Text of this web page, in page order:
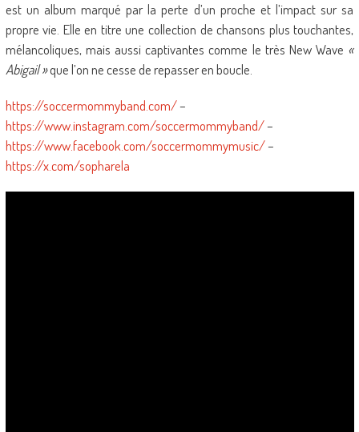
est un album marqué par la perte d’un proche et l’impact sur sa
propre vie. Elle en titre une collection de chansons plus touchantes,
mélancoliques, mais aussi captivantes comme le très New Wave «
Abigail »que l’on ne cesse de repasser en boucle.
https://soccermommyband.com/–
https://www.instagram.com/soccermommyband/–
https://www.facebook.com/soccermommymusic/–
https://x.com/sopharela